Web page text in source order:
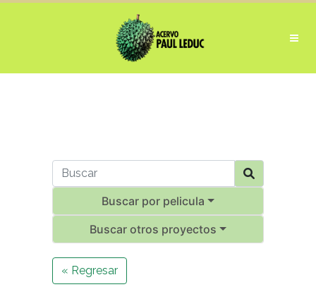
Buscar por pelicula
Buscar otros proyectos
« Regresar